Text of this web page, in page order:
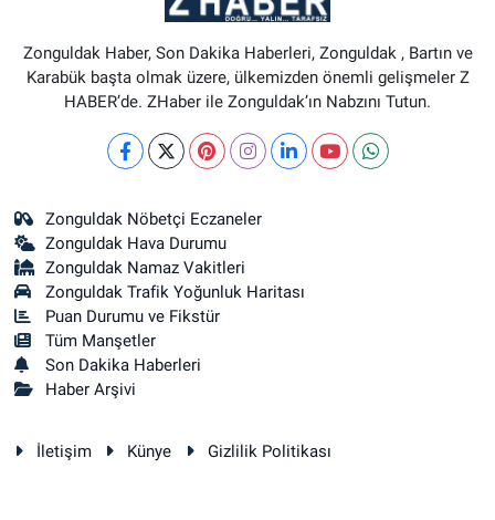
Zonguldak Haber, Son Dakika Haberleri, Zonguldak , Bartın ve
Karabük başta olmak üzere, ülkemizden önemli gelişmeler Z
HABER’de. ZHaber ile Zonguldak’ın Nabzını Tutun.
Zonguldak Nöbetçi Eczaneler
Zonguldak Hava Durumu
Zonguldak Namaz Vakitleri
Zonguldak Trafik Yoğunluk Haritası
Puan Durumu ve Fikstür
Tüm Manşetler
Son Dakika Haberleri
Haber Arşivi
İletişim Künye Gizlilik Politikası